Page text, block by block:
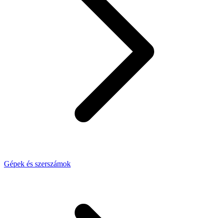
Gépek és szerszámok